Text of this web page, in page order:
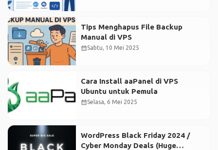
Tips Menghapus File Backup
Manual di VPS
calendar_monthSabtu, 10 Mei 2025
Cara Install aaPanel di VPS
Ubuntu untuk Pemula
calendar_monthSelasa, 6 Mei 2025
WordPress Black Friday 2024 /
Cyber Monday Deals (Huge